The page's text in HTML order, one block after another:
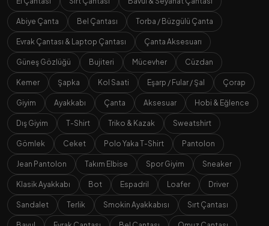
Abiye Çanta Bel Çantası Torba / Büzgülü Çanta
Evrak Çantası & Laptop Çantası Çanta Aksesuarı
Güneş Gözlüğü Bujiteri Mücevher Cüzdan
Kemer Şapka Kol Saati Eşarp / Fular / Şal Çorap
Giyim Ayakkabı Çanta Aksesuar Hobi & Eğlence
Dış Giyim T-Shirt Triko & Kazak Sweatshirt
Gömlek Ceket Polo Yaka T-Shirt Pantolon
Jean Pantolon Takım Elbise Spor Giyim Sneaker
Klasik Ayakkabı Bot Espadril Loafer Driver
Sandalet Terlik Smokin Ayakkabısı Sırt Çantası